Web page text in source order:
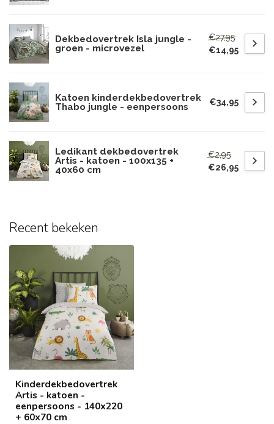
Dekbedovertrek Isla jungle -
groen - microvezel
€27,95
€14,95
Katoen kinderdekbedovertrek
Thabo jungle - eenpersoons
€34,95
Ledikant dekbedovertrek
Artis - katoen - 100x135 +
40x60 cm
€2,95
€26,95
Recent bekeken
Kinderdekbedovertrek
Artis - katoen -
eenpersoons - 140x220
+ 60x70 cm